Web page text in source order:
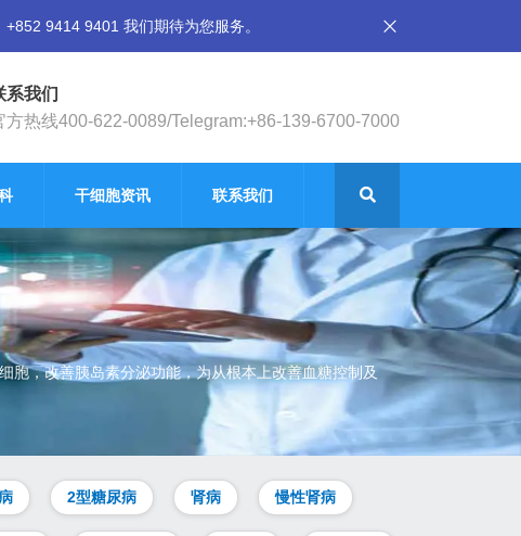
9414 9401 我们期待为您服务。
系我们
方热线400-622-0089/Telegram:+86-139-6700-7000
干细胞资讯 联系我们
胞，改善胰岛素分泌功能，为从根本上改善血糖控制及
2型糖尿病 肾病 慢性肾病